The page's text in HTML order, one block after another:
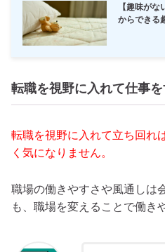
【趣味が
からできる
転職を視野に入れて仕事
転職を視野に入れて立ち回れ
く気になりません。
職場の働きやすさや風通しは
も、職場を変えることで働き